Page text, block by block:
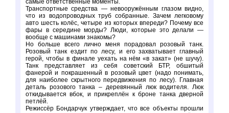
самые ответственные моменты.
Транспортные средства — невооружённым глазом видно,
что из водопроводных труб собранные. Зачем легковому
авто шесть колёс, четыре из которых впереди? Почему все
фары в середине морды? Люди, которые это делали —
вообще с машинами знакомы?
Но больше всего лично меня порадовал розовый танк.
Розовый танк ездит по лесу, и его захватывает главный
герой, чтобы в финале уехать на нём «в закат» (не шучу).
Танк представляет из себя советский БТР, обшитый
фанерой и покрашенный в розовый цвет (надо понимать,
для наиболее скрытного передвижения по лесу). Главная
деталь розового танка – деревянный люк водителя. Люк
откидывается вбок, и прикреплён к броне танка дверной
петлёй.
Режиссёр Бондарчук утверждает, что все объекты прошли